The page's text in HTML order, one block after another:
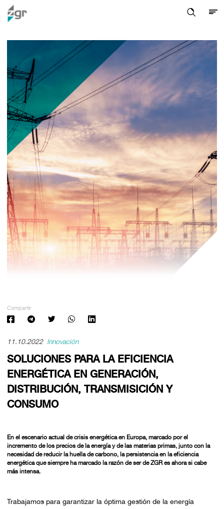
Compartir
11.10.2022 Innovación
SOLUCIONES PARA LA EFICIENCIA
ENERGÉTICA EN GENERACIÓN,
DISTRIBUCIÓN, TRANSMISICIÓN Y
CONSUMO
En el escenario actual de crisis energética en Europa, marcado por el
incremento de los precios de la energía y de las materias primas, junto con la
necesidad de reducir la huella de carbono, la persistencia en la eficiencia
energética que siempre ha marcado la razón de ser de ZGR es ahora si cabe
más intensa.
Trabajamos para garantizar la óptima gestión de la energía